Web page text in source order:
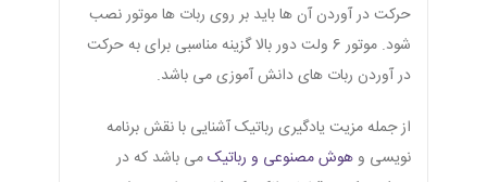
حرکت در آوردن آن ها باید بر روی ربات ها موتور نصب
شود. موتور 6 ولت دور بالا گزینه مناسبی برای به حرکت
در آوردن ربات های دانش آموزی می باشد.
از جمله مزیت یادگیری رباتیک آشنایی با نقش برنامه
نویسی وهوش مصنوعی و رباتیکمی باشد که در